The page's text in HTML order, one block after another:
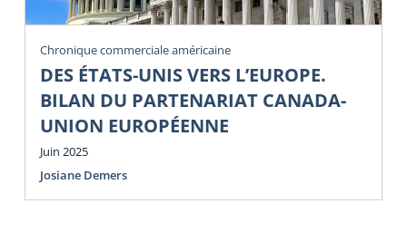
Chronique commerciale américaine
DES ÉTATS-UNIS VERS L’EUROPE.
BILAN DU PARTENARIAT CANADA-
UNION EUROPÉENNE
Juin 2025
Josiane Demers